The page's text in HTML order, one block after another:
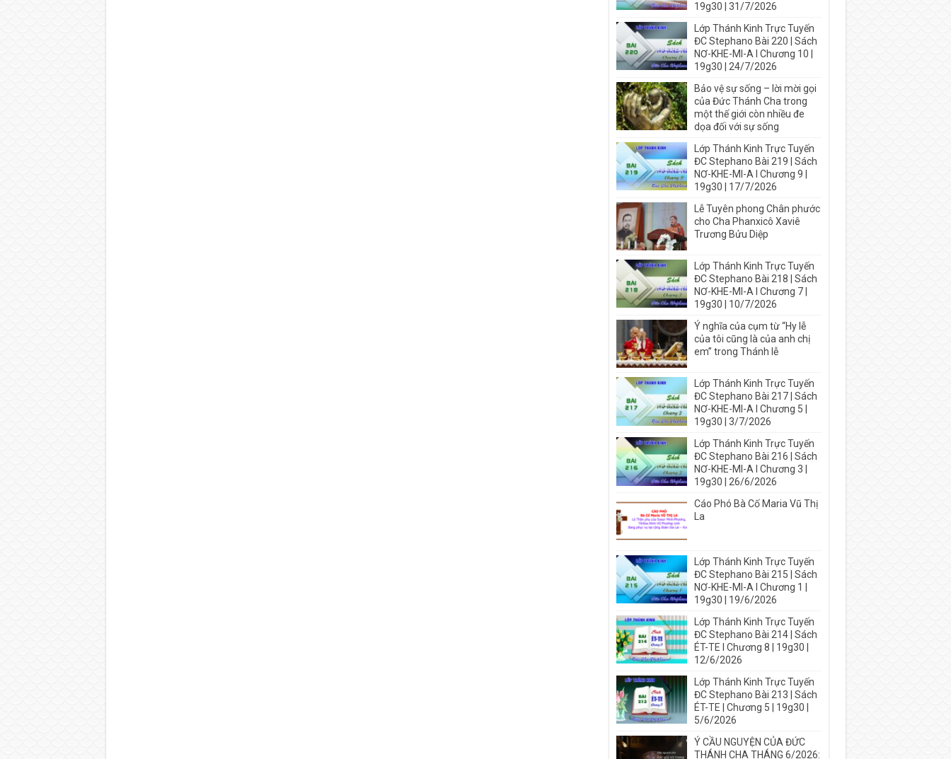
19g30 | 31/7/2026
Lớp Thánh Kinh Trực Tuyến
ĐC Stephano Bài 220 | Sách
NƠ-KHE-MI-A I Chương 10 |
19g30 | 24/7/2026
Bảo vệ sự sống – lời mời gọi
của Đức Thánh Cha trong
một thế giới còn nhiều đe
dọa đối với sự sống
Lớp Thánh Kinh Trực Tuyến
ĐC Stephano Bài 219 | Sách
NƠ-KHE-MI-A I Chương 9 |
19g30 | 17/7/2026
Lễ Tuyên phong Chân phước
cho Cha Phanxicô Xaviê
Trương Bửu Diệp
Lớp Thánh Kinh Trực Tuyến
ĐC Stephano Bài 218 | Sách
NƠ-KHE-MI-A I Chương 7 |
19g30 | 10/7/2026
Ý nghĩa của cụm từ “Hy lễ
của tôi cũng là của anh chị
em” trong Thánh lễ
Lớp Thánh Kinh Trực Tuyến
ĐC Stephano Bài 217 | Sách
NƠ-KHE-MI-A I Chương 5 |
19g30 | 3/7/2026
Lớp Thánh Kinh Trực Tuyến
ĐC Stephano Bài 216 | Sách
NƠ-KHE-MI-A I Chương 3 |
19g30 | 26/6/2026
Cáo Phó Bà Cố Maria Vũ Thị
La
Lớp Thánh Kinh Trực Tuyến
ĐC Stephano Bài 215 | Sách
NƠ-KHE-MI-A I Chương 1 |
19g30 | 19/6/2026
Lớp Thánh Kinh Trực Tuyến
ĐC Stephano Bài 214 | Sách
ÉT-TE I Chương 8 | 19g30 |
12/6/2026
Lớp Thánh Kinh Trực Tuyến
ĐC Stephano Bài 213 | Sách
ÉT-TE | Chương 5 | 19g30 |
5/6/2026
Ý CẦU NGUYỆN CỦA ĐỨC
THÁNH CHA THÁNG 6/2026: